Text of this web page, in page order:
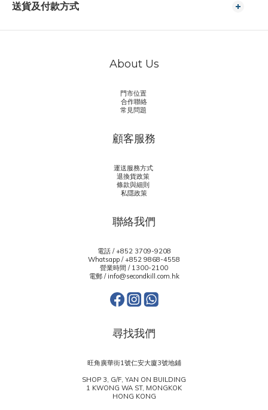
送貨及付款方式
About Us
門市位置
合作聯絡
常見問題
顧客服務
運送服務方式
退換貨政策
條款與細則
私隱政策
聯絡我們
電話 / +852 3709-9208
Whatsapp /+852 9868-4558
營業時間 / 1300-2100
電郵 / info@secondkill.com.hk
尋找我們
旺角廣華街1號仁安大廈3號地鋪
SHOP 3, G/F, YAN ON BUILDING
1 KWONG WA ST, MONGKOK
HONG KONG